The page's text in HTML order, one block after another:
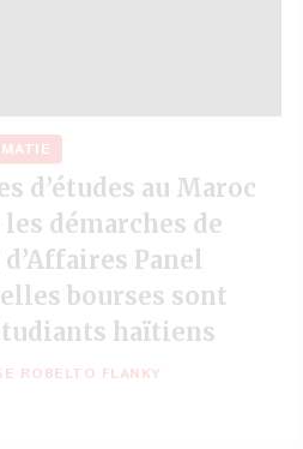
d’études au Maroc
démarches de
Panel
bourses sont
haïtiens
ROBELTO FLANKY